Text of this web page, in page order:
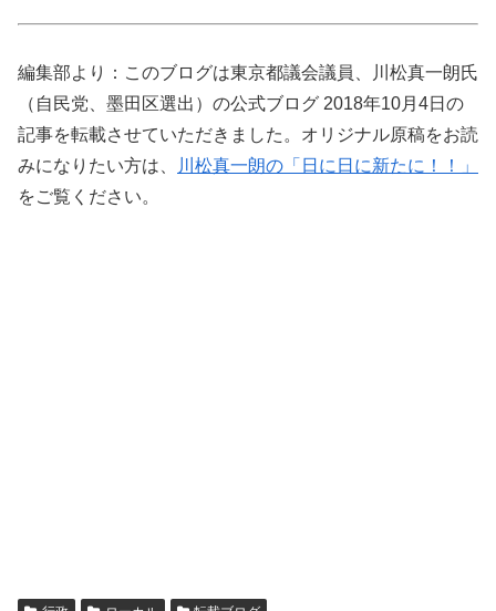
編集部より：このブログは東京都議会議員、川松真一朗氏
（自民党、墨田区選出）の公式ブログ 2018年10月4日の
記事を転載させていただきました。オリジナル原稿をお読
みになりたい方は、
川松真一朗の「日に日に新たに！！」
をご覧ください。